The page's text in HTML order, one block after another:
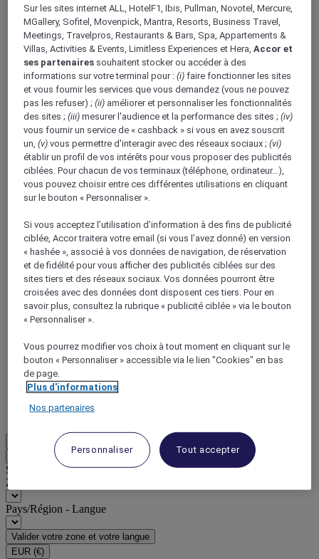
Mise en avant du concept “Bons & Vivants” de
Mercure, axé sur la culture locale et la gastronomie.
Boutique Mercure
Programme de fidélité
Retour
Découvrir le programme
Abonnements ALL Accor+
ALL Accor+ Voyager
15% de réduction toute l'annéesur vos séjours dans
+30 marques
DÉCOUVRIR
Plus
Sélectionnez votre zone et votre langue ci-dessous
Zone géographique
Pays/Région - Langue
Valider votre zone et votre langue
EUR (€)
Sur les sites internet ALL, HotelF1, Ibis, Pullman, Novotel, Mercure,
MGallery, Sofitel, Movenpick, Mantra, Resorts, Business Travel,
Meetings, Travelpros, Restaurants & Bars, Spa, Appartements &
Villas, Activities & Events, Limitless Experiences et Hera,Accor et
ses partenaires souhaitent stocker ou accéder à des
informations sur votre terminal pour :(i) faire fonctionner les sites
et vous fournir les services que vous demandez (vous ne pouvez
pas les refuser) ;(ii) améliorer et personnaliser les fonctionnalités
des sites ;(iii) mesurer l'audience et la performance des sites ;(iv)
vous fournir un service de « cashback » si vous en avez souscrit
un,(v) vous permettre d'interagir avec des réseaux sociaux ;(vi)
établir un profil de vos intérêts pour vous proposer des publicités
ciblées. Pour chacun de vos terminaux (téléphone, ordinateur…),
vous pouvez choisir entre ces différentes utilisations en cliquant
sur le bouton « Personnaliser ».
Si vous acceptez l’utilisation d’information à des fins de publicité
ciblée, Accor traitera votre email (si vous l’avez donné) en version
« hashée », associé à vos données de navigation, de réservation
et de fidélité pour vous afficher des publicités ciblées sur des
sites tiers et des réseaux sociaux. Vos données pourront être
croisées avec des données dont disposent ces tiers. Pour en
savoir plus, consultez la rubrique « publicité ciblée » via le bouton
« Personnaliser ».
Vous pourrez modifier vos choix à tout moment en cliquant sur le
bouton « Personnaliser » accessible via le lien "Cookies" en bas
de page.
Plus d'informations
Nos partenaires
Personnaliser Tout accepter